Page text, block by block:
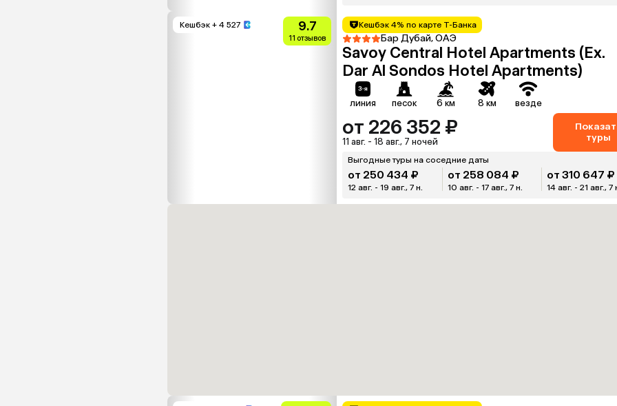
Кешбэк + 4 527 9.7
11 отзывов
Кешбэк 4% по карте Т-Банка
Бар Дубай, ОАЭ
Savoy Central Hotel Apartments (Ex.
Dar Al Sondos Hotel Apartments)
линия песок 6 км 8 км везде
от 226 352 ₽
11 авг. - 18 авг., 7 ночей
туры
Выгодные туры на соседние даты
от 250 434 ₽
12 авг. - 19 авг., 7 н.
от 258 084 ₽
10 авг. - 17 авг., 7 н.
от 310 647 ₽
14 авг. - 21 авг., 7